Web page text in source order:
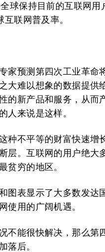
球保持目前的互联网用
联网普及率。
家预测第四次工业革命
大难以想象的数据提供
的新产品和服务，从而
人来说是这样。
种不平等的财富快速增
层。互联网的用户绝大
贫穷的地区。
图表显示了大多数发达
使用的广阔机遇。
不能很快解决，那么第
落后。